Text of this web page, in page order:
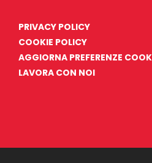
PRIVACY POLICY
COOKIE POLICY
AGGIORNA PREFERENZE
LAVORA CON NOI